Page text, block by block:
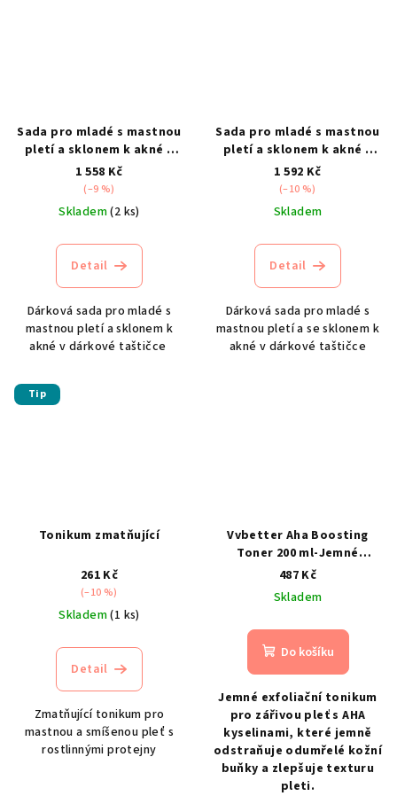
Sada pro mladé s mastnou
pletí a sklonem k akné –
varianta 1
1 558 Kč
(–9 %)
Skladem(2 ks)
Detail
Dárková sada pro mladé s
mastnou pletí a sklonem k
akné v dárkové taštičce
Sada pro mladé s mastnou
pletí a sklonem k akné –
varianta 2
1 592 Kč
(–10 %)
Skladem
Detail
Dárková sada pro mladé s
mastnou pletí a se sklonem k
akné v dárkové taštičce
Tip
Tonikum zmatňující
261 Kč
(–10 %)
Skladem(1 ks)
Detail
Zmatňující tonikum pro
mastnou a smíšenou pleť s
rostlinnými protejny
Vvbetter Aha Boosting
Toner 200 ml-Jemné
exfoliační tonikum
487 Kč
Skladem
Do košíku
Jemné exfoliační tonikum
pro zářivou pleť s AHA
kyselinami, které jemně
odstraňuje odumřelé kožní
buňky a zlepšuje texturu
pleti.